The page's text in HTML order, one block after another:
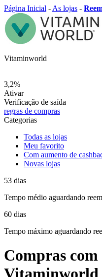
Página Inicial - As lojas -
Vitaminworld
3,2%
Ativar
Verificação de saída
regras de compras
Categorias
Todas as lojas
Meu favorito
Com aumento de
Novas lojas
53 dias
Tempo médio aguardando
60 dias
Tempo máximo aguardando
Compras